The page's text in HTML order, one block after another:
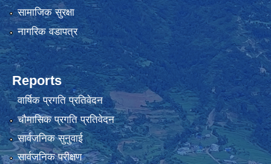
सामाजिक सुरक्षा
नागरिक वडापत्र
Reports
वार्षिक प्रगति प्रतिवेदन
चौमासिक प्रगति प्रतिवेदन
सार्वजनिक सुनुवाई
सार्वजनिक परीक्षण